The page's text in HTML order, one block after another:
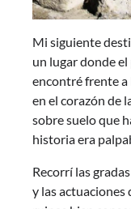
Mi siguiente
un lugar donde el
encontré frente a
en el corazón de
sobre suelo que
historia era
Recorrí las
y las actuaciones